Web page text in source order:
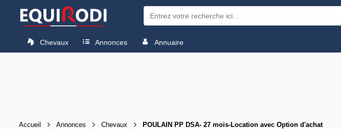
Chevaux Annonces Annuaire
Accueil Annonces Chevaux POULAIN PP DSA- 27 mois-Location avec Option d'achat